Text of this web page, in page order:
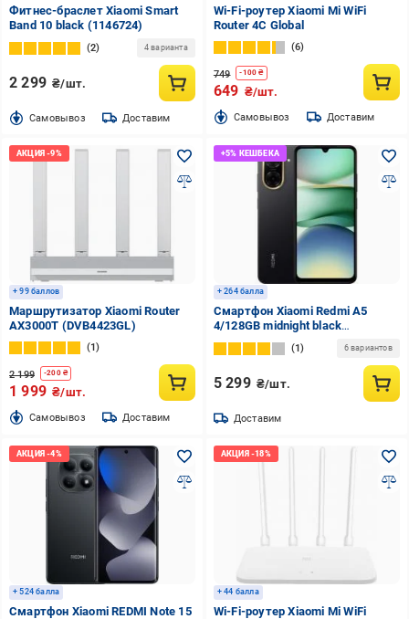
Фитнес-браслет Xiaomi Smart
Band 10 black (1146724)
2 4 варианта
2 299 ₴/шт.
Cамовывоз Доставим
Wi-Fi-роутер Xiaomi Mi WiFi
Router 4C Global
6
749 -100 ₴
649 ₴/шт.
Cамовывоз Доставим
+ 99 баллов
Маршрутизатор Xiaomi Router
AX3000T (DVB4423GL)
1
2 199 -200₴
1 999 ₴/шт.
Cамовывоз Доставим
+ 264 балла
Смартфон Xiaomi Redmi A5
4/128GB midnight black
(1146834)
1 6 вариантов
5 299 ₴/шт.
Доставим
+ 524 балла
Смартфон Xiaomi REDMI Note 15
+ 44 балла
Wi-Fi-роутер Xiaomi Mi WiFi